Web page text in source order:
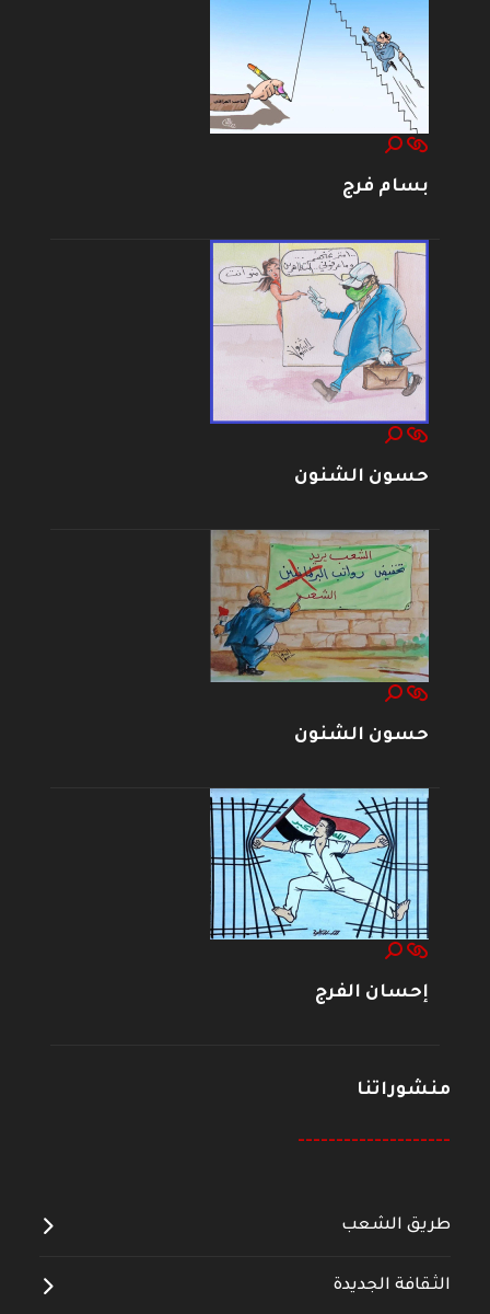
بسام فرج
حسون الشنون
حسون الشنون
إحسان الفرج
منشوراتنا
--------------------
طريق الشعب
الثقافة الجديدة